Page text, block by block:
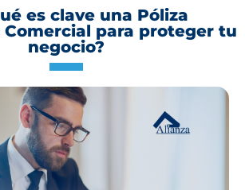
es clave una Póliza
para proteger tu
negocio?